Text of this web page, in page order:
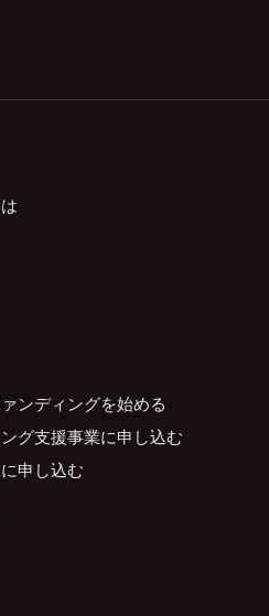
ンディングを始める
グ支援事業に申し込む
申し込む